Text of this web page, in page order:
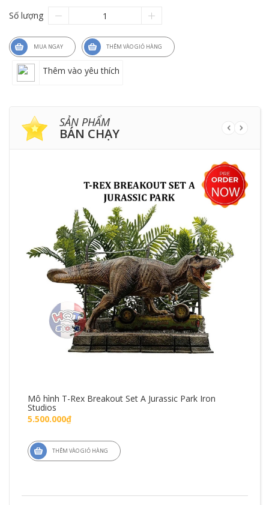
Số lượng
MUA NGAY THÊM VÀO GIỎ HÀNG
Thêm vào yêu thích
SẢN PHẨM
BÁN CHẠY
Mô hình T-Rex Breakout Set A Jurassic Park Iron
Studios
5.500.000₫
THÊM VÀO GIỎ HÀNG